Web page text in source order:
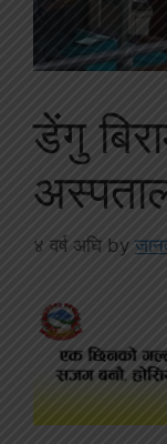
डेंगु
४ वर्ष अघि by